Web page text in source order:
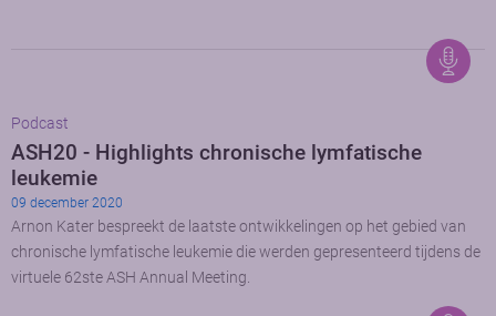
Podcast
ASH20 - Highlights chronische lymfatische
leukemie
09 december 2020
Arnon Kater bespreekt de laatste ontwikkelingen op het gebied van
chronische lymfatische leukemie die werden gepresenteerd tijdens de
virtuele 62ste ASH Annual Meeting.